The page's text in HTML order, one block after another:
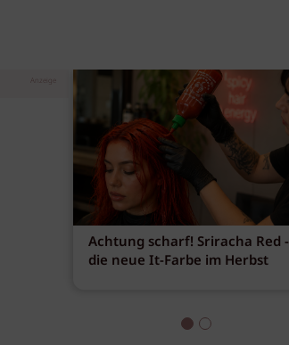
Anzeige
Achtung scharf! Sriracha Red -
die neue It-Farbe im Herbst